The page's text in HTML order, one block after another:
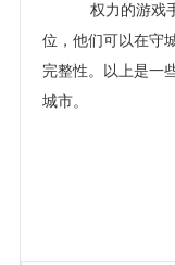
权力的游戏
位，他们可以在守
完整性。以上是一
城市。